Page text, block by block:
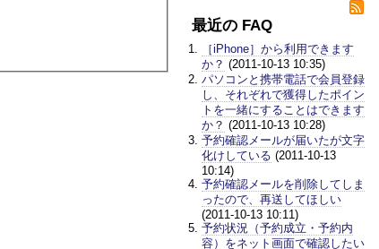
最近の FAQ
［iPhone］から利用できます
か？ (2011-10-13 10:35)
パソコンと携帯電話で会員登録
し、それぞれで獲得したポイン
トを一緒にすることはできます
か？ (2011-10-13 10:28)
予約確認メールが届いたが文字
化けしている (2011-10-13
10:14)
予約確認メールを削除してしま
ったので、再送してほしい
(2011-10-13 10:11)
予約状況（予約成立・予約内
容）をネット画面で確認したい